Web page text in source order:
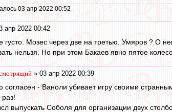
03 апр 2022 00:52
апр 2022 00:42
густо. Мозес через две на третью. Умяров ? О
нельзя. Но при этом Бакаев явно пятое
» 03 апр 2022 00:39
согласен - Ваноли убивает игру своими
выпускать Соболя для организации двух